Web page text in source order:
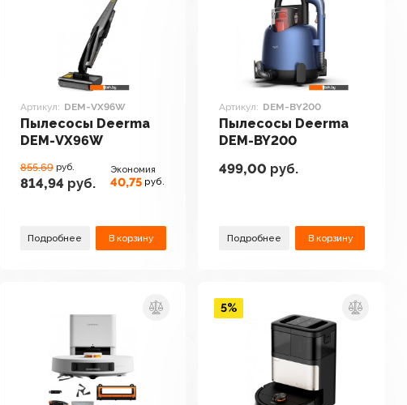
Артикул: DEM-VX96W
Пылесосы Deerma
DEM-VX96W
855.69 руб.
814,94руб.
Экономия
40,75 руб.
Подробнее В корзину
Артикул: DEM-BY200
Пылесосы Deerma
DEM-BY200
499,00 руб.
Подробнее В корзину
5%